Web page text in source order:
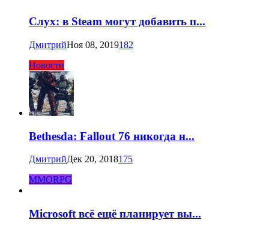
Слух: в Steam могут добавить п...
ДмитрийНоя 08, 2019182
Новости
Bethesda: Fallout 76 никогда н...
ДмитрийДек 20, 2018175
MMORPG
Microsoft всё ещё планирует вы...